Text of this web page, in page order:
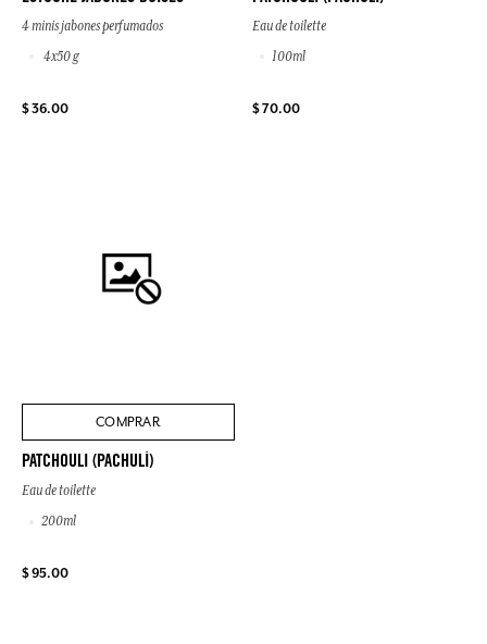
4 minis jabones perfumados
4x50 g
$ 36.00
Eau de toilette
100ml
$ 70.00
COMPRAR
PATCHOULI (PACHULÍ)
Eau de toilette
200ml
$ 95.00